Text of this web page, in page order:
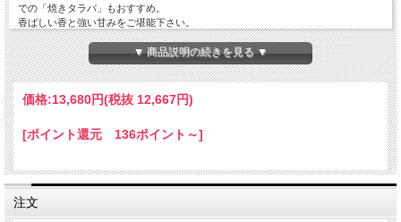
での「焼きタラバ」もおすすめ。
香ばしい香と強い甘みをご堪能下さい。
■注意事項
商品梱包や運送の際に、肩身から脚が外れる事があります。
予めご了承下さい。
賞味期限
涼しい場所で自然解凍して下さい。
生冷凍のカニは、
▼ 商品説明の続きを見る ▼
価格:13,680円(税抜 12,667円)
[ポイント還元 136ポイント～]
注文